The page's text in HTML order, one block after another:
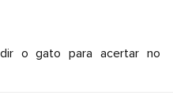
o gato para acertar no